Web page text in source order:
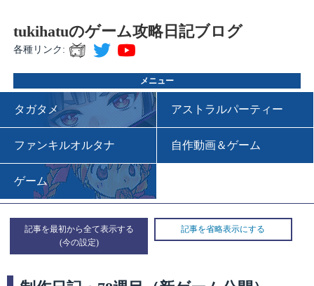
tukihatuのゲーム攻略日記ブログ
各種リンク:
メニュー
タガタメ アストラルパーティー
ファンキルオルタナ 自作動画＆ゲーム
ゲーム
記事を最初から全て表示する 記事を省略表示にする